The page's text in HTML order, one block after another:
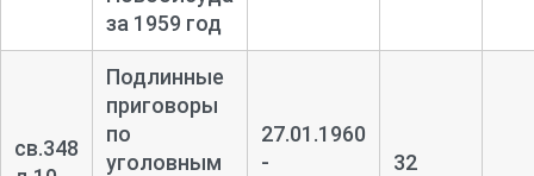
за 1959 год
св.348
Подлинные
приговоры
по
уголовным
27.01.1960
-
32